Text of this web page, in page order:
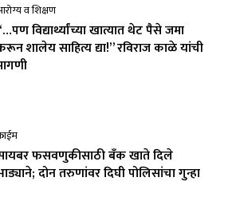
व शिक्षण
विद्यार्थ्यांच्या खात्यात थेट पैसे जमा
शालेय साहित्य द्या!” रविराज काळे यांची
फसवणुकीसाठी बँक खाते दिले
दोन तरुणांवर दिघी पोलिसांचा गुन्हा